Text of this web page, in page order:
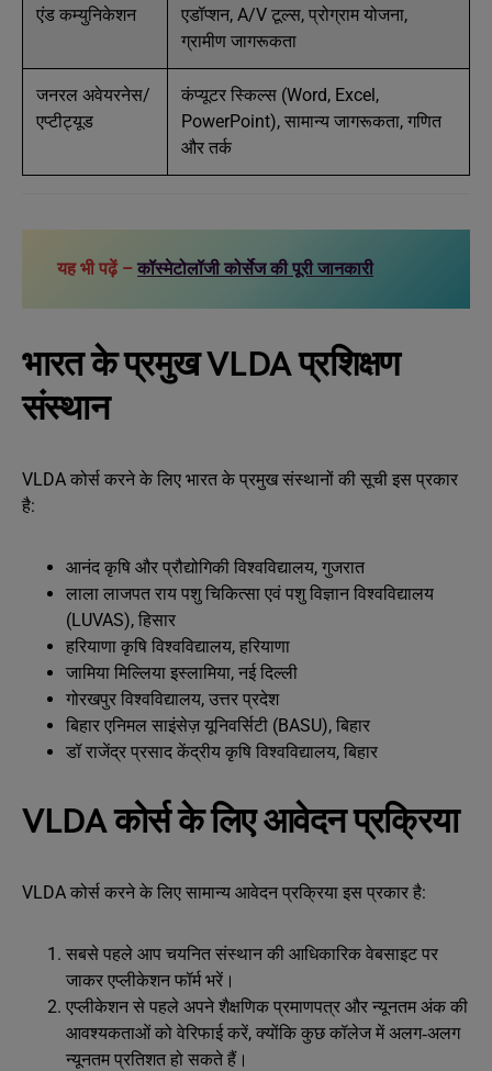
एंड कम्युनिकेशन
एडॉप्शन, A/V टूल्स, प्रोग्राम योजना,
ग्रामीण जागरूकता
जनरल अवेयरनेस/
एप्टीट्यूड
कंप्यूटर स्किल्स (Word, Excel,
PowerPoint), सामान्य जागरूकता, गणित
और तर्क
यह भी पढ़ें – कॉस्मेटोलॉजी कोर्सेज की पूरी जानकारी
भारत के प्रमुख VLDA प्रशिक्षण
संस्थान
VLDA कोर्स करने के लिए भारत के प्रमुख संस्थानों की सूची इस प्रकार
है:
आनंद कृषि और प्रौद्योगिकी विश्वविद्यालय, गुजरात
लाला लाजपत राय पशु चिकित्सा एवं पशु विज्ञान विश्वविद्यालय
(LUVAS), हिसार
हरियाणा कृषि विश्वविद्यालय, हरियाणा
जामिया मिल्लिया इस्लामिया, नई दिल्ली
गोरखपुर विश्वविद्यालय, उत्तर प्रदेश
बिहार एनिमल साइंसेज़ यूनिवर्सिटी (BASU), बिहार
डॉ राजेंद्र प्रसाद केंद्रीय कृषि विश्वविद्यालय, बिहार
VLDA कोर्स के लिए आवेदन प्रक्रिया
VLDA कोर्स करने के लिए सामान्य आवेदन प्रक्रिया इस प्रकार है:
सबसे पहले आप चयनित संस्थान की आधिकारिक वेबसाइट पर
जाकर एप्लीकेशन फॉर्म भरें।
एप्लीकेशन से पहले अपने शैक्षणिक प्रमाणपत्र और न्यूनतम अंक की
आवश्यकताओं को वेरिफाई करें, क्योंकि कुछ कॉलेज में अलग‑अलग
न्यूनतम प्रतिशत हो सकते हैं।